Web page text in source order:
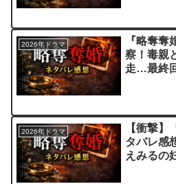
2026年ドラマ
『略奪
察！毒親
走…最終
2026年ドラマ
【衝撃
タバレ感
えみるの